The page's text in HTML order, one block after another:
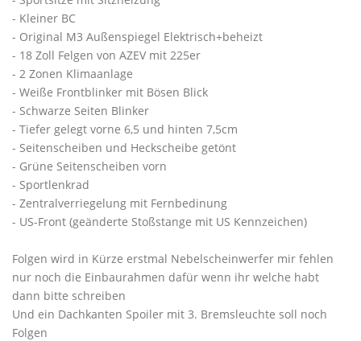
- Kleiner BC
- Original M3 Außenspiegel Elektrisch+beheizt
- 18 Zoll Felgen von AZEV mit 225er
- 2 Zonen Klimaanlage
- Weiße Frontblinker mit Bösen Blick
- Schwarze Seiten Blinker
- Tiefer gelegt vorne 6,5 und hinten 7,5cm
- Seitenscheiben und Heckscheibe getönt
- Grüne Seitenscheiben vorn
- Sportlenkrad
- Zentralverriegelung mit Fernbedinung
- US-Front (geänderte Stoßstange mit US Kennzeichen)
Folgen wird in Kürze erstmal Nebelscheinwerfer mir fehlen
nur noch die Einbaurahmen dafür wenn ihr welche habt
dann bitte schreiben
Und ein Dachkanten Spoiler mit 3. Bremsleuchte soll noch
Folgen